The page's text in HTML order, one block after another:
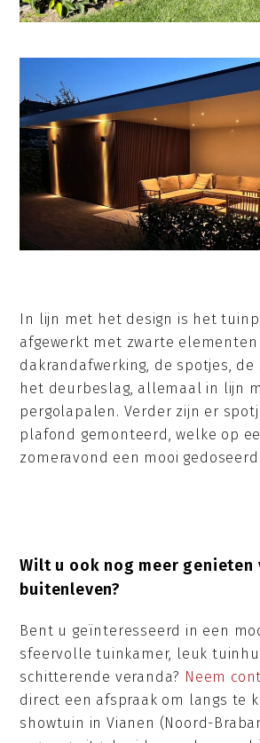
In lijn met het design is het
afgewerkt met zwarte
dakrandafwerking, de spotjes, de
het deurbeslag, allemaal in lijn
pergolapalen. Verder zijn er
plafond gemonteerd, welke op
zomeravond een mooi
Wilt u ook nog meer genieten
buitenleven?
Bent u geïnteresseerd in een
sfeervolle tuinkamer, leuk
schitterende veranda? Neem
direct een afspraak om langs te
showtuin in Vianen (Noord-